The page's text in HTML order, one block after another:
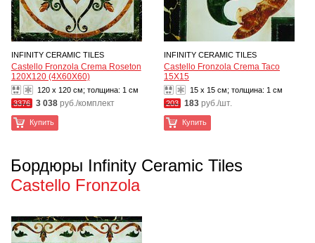
INFINITY CERAMIC TILES
Castello Fronzola Crema Roseton
120X120 (4X60X60)
120 x 120 см; толщина: 1 см
3376 3 038 руб./комплект
Купить
INFINITY CERAMIC TILES
Castello Fronzola Crema Taco
15X15
15 x 15 см; толщина: 1 см
203 183 руб./шт.
Купить
Бордюры Infinity Ceramic Tiles
Castello Fronzola